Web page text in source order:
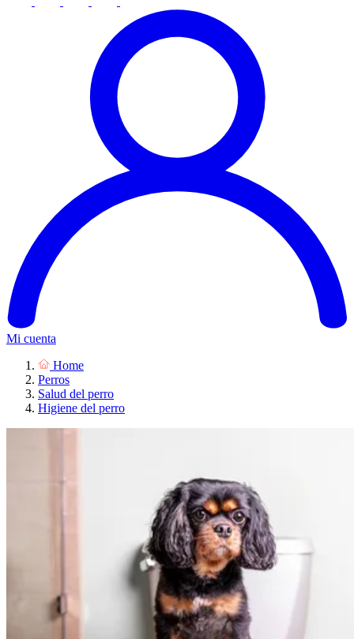
Mi cuenta
Home
Perros
Salud del perro
Higiene del perro